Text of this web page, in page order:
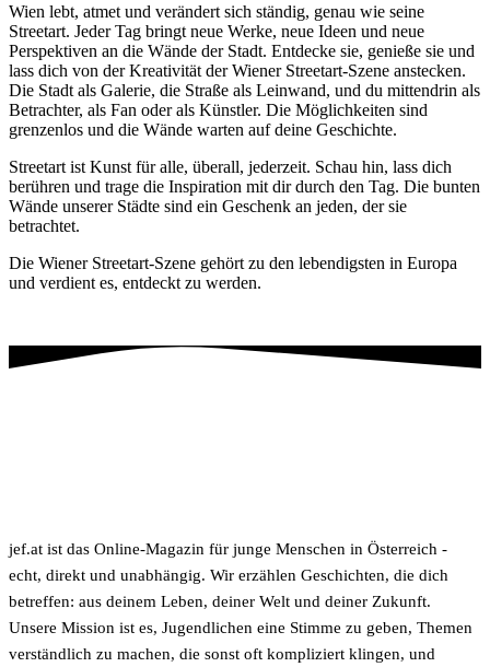
Wien lebt, atmet und verändert sich ständig, genau wie seine
Streetart. Jeder Tag bringt neue Werke, neue Ideen und neue
Perspektiven an die Wände der Stadt. Entdecke sie, genieße sie und
lass dich von der Kreativität der Wiener Streetart-Szene anstecken.
Die Stadt als Galerie, die Straße als Leinwand, und du mittendrin als
Betrachter, als Fan oder als Künstler. Die Möglichkeiten sind
grenzenlos und die Wände warten auf deine Geschichte.
Streetart ist Kunst für alle, überall, jederzeit. Schau hin, lass dich
berühren und trage die Inspiration mit dir durch den Tag. Die bunten
Wände unserer Städte sind ein Geschenk an jeden, der sie
betrachtet.
Die Wiener Streetart-Szene gehört zu den lebendigsten in Europa
und verdient es, entdeckt zu werden.
jef.at ist das Online-Magazin für junge Menschen in Österreich -
echt, direkt und unabhängig. Wir erzählen Geschichten, die dich
betreffen: aus deinem Leben, deiner Welt und deiner Zukunft.
Unsere Mission ist es, Jugendlichen eine Stimme zu geben, Themen
verständlich zu machen, die sonst oft kompliziert klingen, und